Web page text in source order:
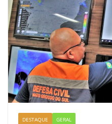
DESTAQUE GERAL